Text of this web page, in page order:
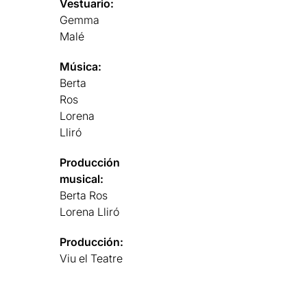
Vestuario:
Gemma
Malé
Música:
Berta
Ros
Lorena
Lliró
Producción
musical:
Berta Ros
Lorena Lliró
Producción:
Viu el Teatre